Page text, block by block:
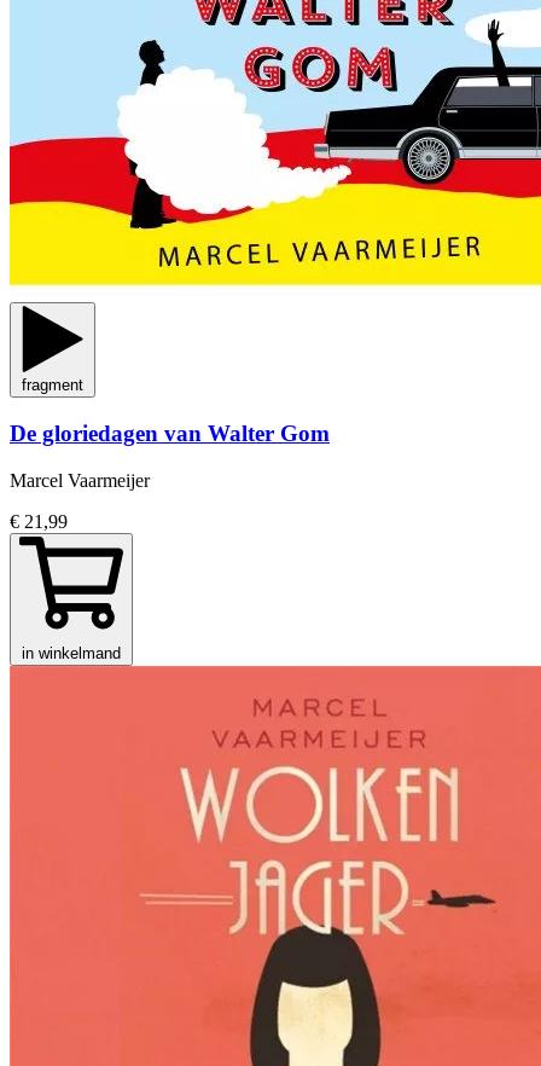
fragment
De gloriedagen van Walter Gom
Marcel Vaarmeijer
€ 21,99
in winkelmand